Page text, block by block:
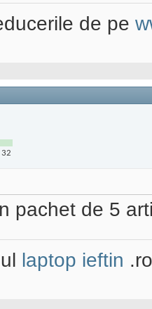
de pe
32
pachet de 5
laptop ieftin .ro